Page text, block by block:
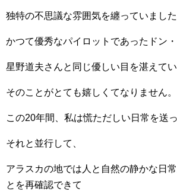
独特の不思議な雰囲気を纏っていました
かつて優秀なパイロットであったドン・
星野道夫さんと同じ優しい目を湛えてい
そのことがとても嬉しくてなりません。
この20年間、私は慌ただしい日常を送
それと並行して、
アラスカの地では人と自然の静かな日
とを再確認できて